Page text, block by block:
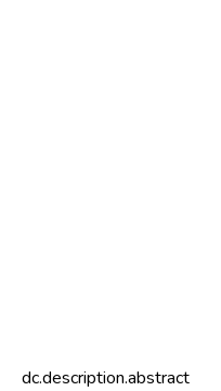
dc.description.abstract